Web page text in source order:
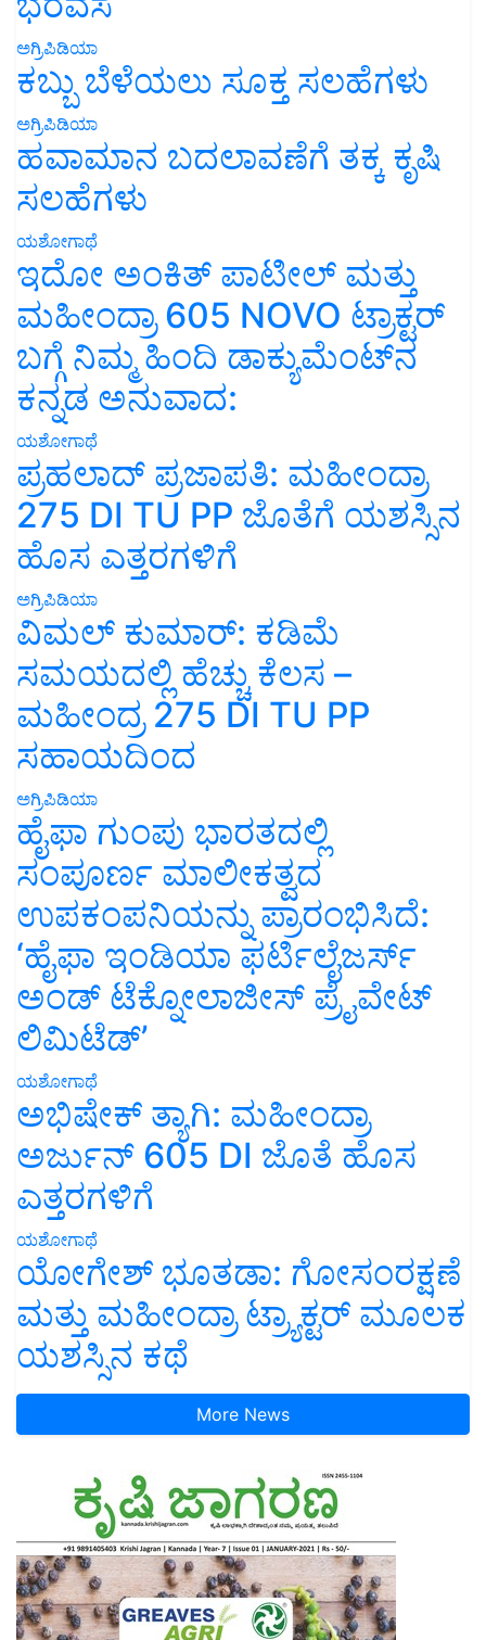
ಅಗ್ರಿಪಿಡಿಯಾ
ಕಬ್ಬು ಬೆಳೆಯಲು ಸೂಕ್ತ ಸಲಹೆಗಳು
ಅಗ್ರಿಪಿಡಿಯಾ
ಹವಾಮಾನ ಬದಲಾವಣೆಗೆ ತಕ್ಕ ಕೃಷಿ
ಸಲಹೆಗಳು
ಯಶೋಗಾಥೆ
ಇದೋ ಅಂಕಿತ್ ಪಾಟೀಲ್ ಮತ್ತು
ಮಹೀಂದ್ರಾ 605 NOVO ಟ್ರಾಕ್ಟರ್
ಬಗ್ಗೆ ನಿಮ್ಮ ಹಿಂದಿ ಡಾಕ್ಯುಮೆಂಟ್‌ನ
ಕನ್ನಡ ಅನುವಾದ:
ಯಶೋಗಾಥೆ
ಪ್ರಹಲಾದ್ ಪ್ರಜಾಪತಿ: ಮಹೀಂದ್ರಾ
275 DI TU PP ಜೊತೆಗೆ ಯಶಸ್ಸಿನ
ಹೊಸ ಎತ್ತರಗಳಿಗೆ
ಅಗ್ರಿಪಿಡಿಯಾ
ವಿಮಲ್ ಕುಮಾರ್: ಕಡಿಮೆ
ಸಮಯದಲ್ಲಿ ಹೆಚ್ಚು ಕೆಲಸ –
ಮಹೀಂದ್ರ 275 DI TU PP
ಸಹಾಯದಿಂದ
ಅಗ್ರಿಪಿಡಿಯಾ
ಹೈಫಾ ಗುಂಪು ಭಾರತದಲ್ಲಿ
ಸಂಪೂರ್ಣ ಮಾಲೀಕತ್ವದ
ಉಪಕಂಪನಿಯನ್ನು ಪ್ರಾರಂಭಿಸಿದೆ:
‘ಹೈಫಾ ಇಂಡಿಯಾ ಫರ್ಟಿಲೈಜರ್ಸ್
ಅಂಡ್ ಟೆಕ್ನೋಲಾಜೀಸ್ ಪ್ರೈವೇಟ್
ಲಿಮಿಟೆಡ್’
ಯಶೋಗಾಥೆ
ಅಭಿಷೇಕ್ ತ್ಯಾಗಿ: ಮಹೀಂದ್ರಾ
ಅರ್ಜುನ್ 605 DI ಜೊತೆ ಹೊಸ
ಎತ್ತರಗಳಿಗೆ
ಯಶೋಗಾಥೆ
ಯೋಗೇಶ್ ಭೂತಡಾ: ಗೋಸಂರಕ್ಷಣೆ
ಮತ್ತು ಮಹೀಂದ್ರಾ ಟ್ರ್ಯಾಕ್ಟರ್ ಮೂಲಕ
ಯಶಸ್ಸಿನ ಕಥೆ
More News